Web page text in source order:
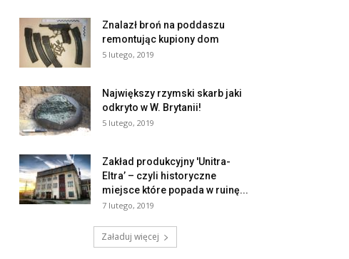
Znalazł broń na poddaszu
remontując kupiony dom
5 lutego, 2019
Największy rzymski skarb jaki
odkryto w W. Brytanii!
5 lutego, 2019
Zakład produkcyjny 'Unitra-
Eltra’ – czyli historyczne
miejsce które popada w ruinę...
7 lutego, 2019
Załaduj więcej